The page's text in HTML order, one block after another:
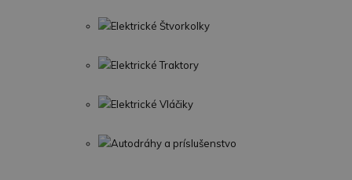
Elektrické Štvorkolky
Elektrické Traktory
Elektrické Vláčiky
Autodráhy a príslušenstvo